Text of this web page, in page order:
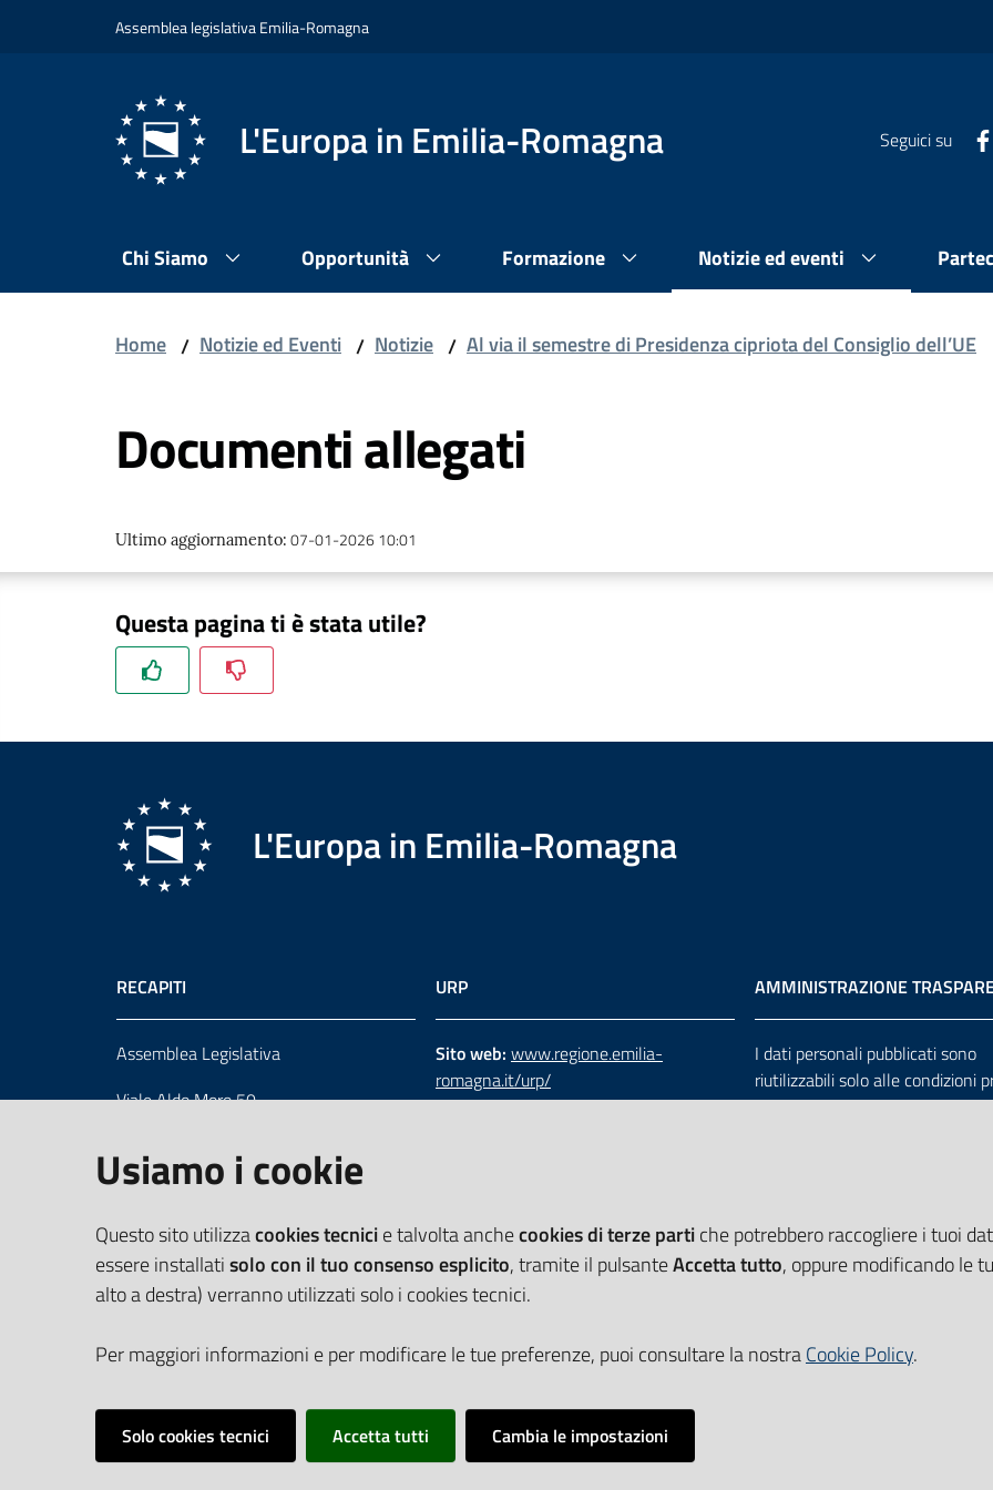
Vai al contenuto
Vai alla navigazioneAssemblea legislativa Emilia-Romagna
L'Europa in Emilia-Romagna Seguici su
Chi Siamo Opportunità Formazione Notizie ed eventi
Home / Notizie ed Eventi / Notizie / Al via il semestre di Presidenza cipriota del Consiglio dell’UE
Documenti allegati
Ultimo aggiornamento: 07-01-2026 10:01
Questa pagina ti è stata utile?
L'Europa in Emilia-Romagna
RECAPITI
Assemblea Legislativa
Viale Aldo Moro 50
Centralino 051 5275226
Cerca telefoni e indirizzi
URP
Sito web: www.regione.emilia-
romagna.it/urp/
Numero verde:800.66.22.00
AMMINISTRAZIONE
I dati personali pubblicati sono
riutilizzabili solo alle condizioni
dalla direttiva comunitaria
Vai alla pagina
Usiamo i cookie
Questo sito utilizzacookies tecnicie talvolta anchecookies di terze partiche potrebbero raccogliere i tuoi
essere installatisolo con il tuo consenso esplicito, tramite il pulsanteAccetta tutto, oppure modificando le
alto a destra) verranno utilizzati solo i cookies tecnici.
Per maggiori informazioni e per modificare le tue preferenze, puoi consultare la nostraCookie Policy.
Solo cookies tecnici Accetta tutti Cambia le impostazioni